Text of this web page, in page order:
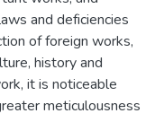
and deficiencies
of foreign works,
history and
it is noticeable
meticulousness